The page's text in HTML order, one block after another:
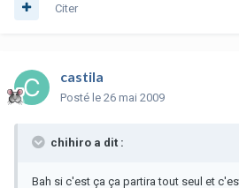
Citer
castila
Posté le 26 mai 2009
chihiro a dit :
Bah si c'est ça ça partira tout seul et